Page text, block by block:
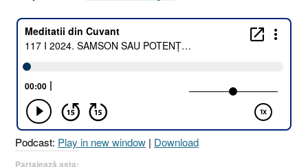
2024.
SAMSON
SAU
1.3
I
Podcast: Play in new window | Download
Partajează asta: